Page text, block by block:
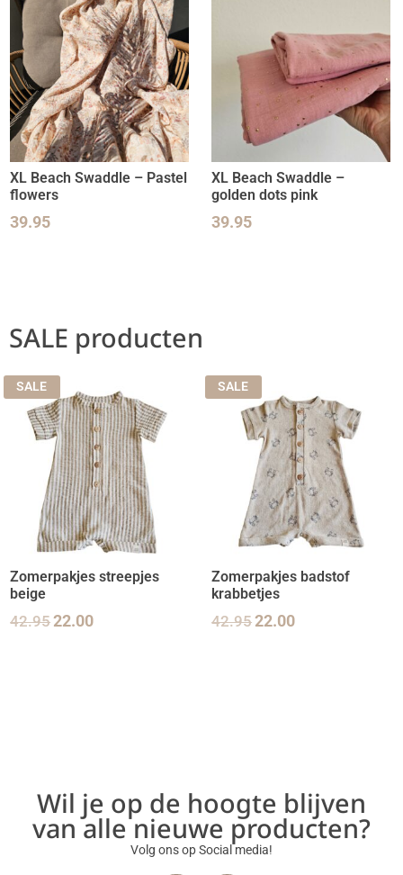
XL Beach Swaddle – Pastel
flowers
39.95
XL Beach Swaddle –
golden dots pink
39.95
SALE producten
SALE
Zomerpakjes streepjes
beige
42.9522.00
SALE
Zomerpakjes badstof
krabbetjes
42.9522.00
Wil je op de hoogte blijven
van alle nieuwe producten?
Volg ons op Social media!